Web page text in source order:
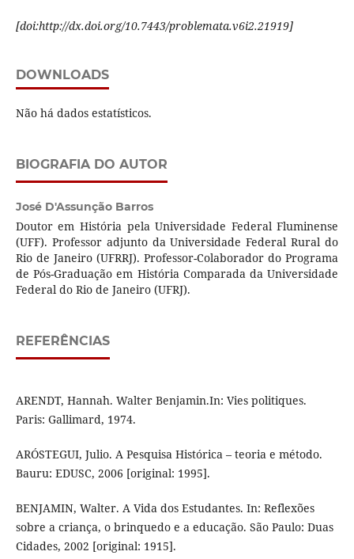
[doi:http://dx.doi.org/10.7443/problemata.v6i2.21919]
DOWNLOADS
Não há dados estatísticos.
BIOGRAFIA DO AUTOR
José D'Assunção Barros
Doutor em História pela Universidade Federal Fluminense
(UFF). Professor adjunto da Universidade Federal Rural do
Rio de Janeiro (UFRRJ). Professor-Colaborador do Programa
de Pós-Graduação em História Comparada da Universidade
Federal do Rio de Janeiro (UFRJ).
REFERÊNCIAS
ARENDT, Hannah. Walter Benjamin.In: Vies politiques.
Paris: Gallimard, 1974.
ARÓSTEGUI, Julio. A Pesquisa Histórica – teoria e método.
Bauru: EDUSC, 2006 [original: 1995].
BENJAMIN, Walter. A Vida dos Estudantes. In: Reflexões
sobre a criança, o brinquedo e a educação. São Paulo: Duas
Cidades, 2002 [original: 1915].